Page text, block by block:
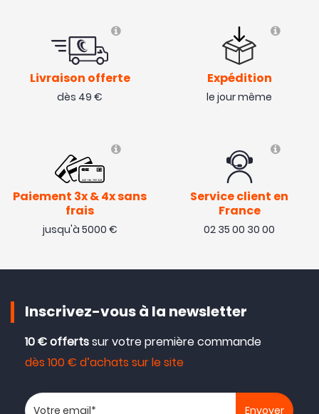
Livraison offerte
dès 49 €
Expédition
le jour même
Paiement 3x & 4x sans
frais
jusqu'à 5000 €
Service client en
France
02 35 00 30 00
Inscrivez-vous à la newsletter
10 € offertssur votre première commande
dès 100 € d’achats sur le site
Votre adresse email